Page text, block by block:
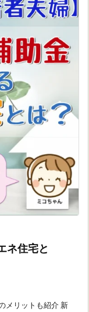
ネ住宅と
メリットも紹介 新